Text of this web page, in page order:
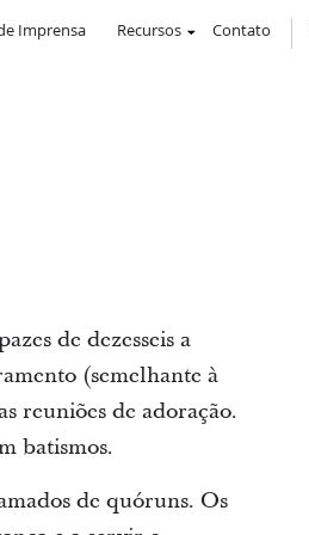
Imprensa Recursos Contato
de dezesseis a
(semelhante à
reuniões de adoração.
batismos.
de quóruns. Os